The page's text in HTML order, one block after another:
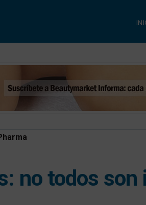
no todos